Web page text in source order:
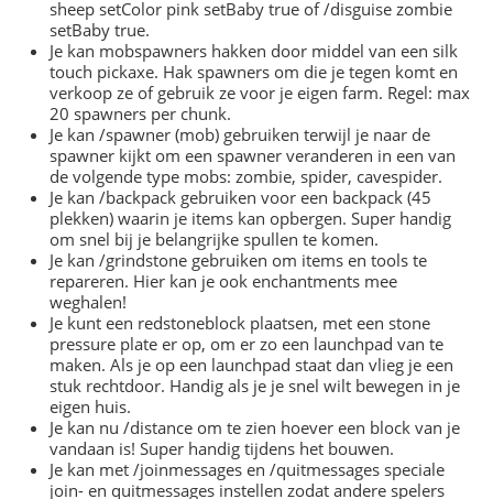
sheep setColor pink setBaby true of /disguise zombie
setBaby true.
Je kan mobspawners hakken door middel van een silk
touch pickaxe. Hak spawners om die je tegen komt en
verkoop ze of gebruik ze voor je eigen farm. Regel: max
20 spawners per chunk.
Je kan /spawner (mob) gebruiken terwijl je naar de
spawner kijkt om een spawner veranderen in een van
de volgende type mobs: zombie, spider, cavespider.
Je kan /backpack gebruiken voor een backpack (45
plekken) waarin je items kan opbergen. Super handig
om snel bij je belangrijke spullen te komen.
Je kan /grindstone gebruiken om items en tools te
repareren. Hier kan je ook enchantments mee
weghalen!
Je kunt een redstoneblock plaatsen, met een stone
pressure plate er op, om er zo een launchpad van te
maken. Als je op een launchpad staat dan vlieg je een
stuk rechtdoor. Handig als je je snel wilt bewegen in je
eigen huis.
Je kan nu /distance om te zien hoever een block van je
vandaan is! Super handig tijdens het bouwen.
Je kan met /joinmessages en /quitmessages speciale
join- en quitmessages instellen zodat andere spelers